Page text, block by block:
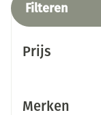
Filteren
Prijs
Merken